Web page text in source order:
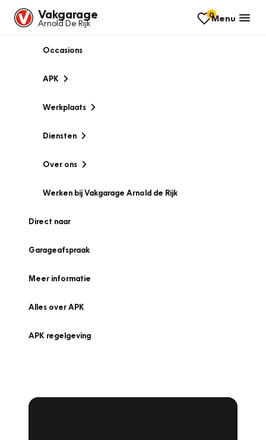
Vakgarage
Arnold De Rijk
0Menu
Occasions
APK
Werkplaats
Diensten
Over ons
Werken bij Vakgarage Arnold de Rijk
Direct naar
Garageafspraak
Meer informatie
Alles over APK
APK regelgeving